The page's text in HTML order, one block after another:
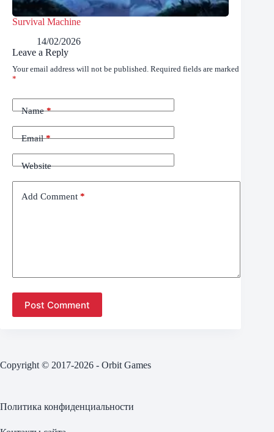
Survival Machine
14/02/2026
Leave a Reply
Your email address will not be published. Required fields are marked
*
Name*
Email*
Website
Add Comment *
Post Comment
Copyright © 2017-2026 - Orbit Games
Политика конфиденциальности